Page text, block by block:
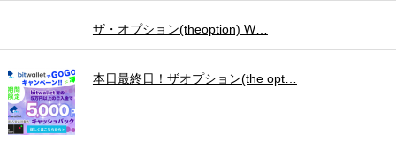
ザ・オプション(theoption) W…
本日最終日！ザオプション(the opt…